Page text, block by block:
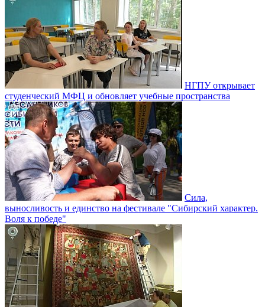
НГПУ открывает
студенческий МФЦ и обновляет учебные пространства
Сила,
выносливость и единство на фестивале "Сибирский характер.
Воля к победе"